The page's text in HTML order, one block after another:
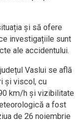
și să ofere
investigațiile sunt
ale accidentului.
Vaslui se află
și viscol, cu
km/h și vizibilitate
a fost
de 26 noiembrie